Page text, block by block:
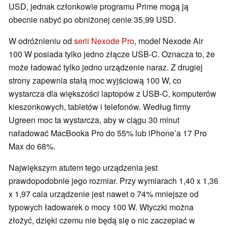
USD, jednak członkowie programu Prime mogą ją
obecnie nabyć po obniżonej cenie 35,99 USD.
W odróżnieniu od serii Nexode Pro, model Nexode Air
100 W posiada tylko jedno złącze USB-C. Oznacza to, że
może ładować tylko jedno urządzenie naraz. Z drugiej
strony zapewnia stałą moc wyjściową 100 W, co
wystarcza dla większości laptopów z USB-C, komputerów
kieszonkowych, tabletów i telefonów. Według firmy
Ugreen moc ta wystarcza, aby w ciągu 30 minut
naładować MacBooka Pro do 55% lub iPhone’a 17 Pro
Max do 68%.
Największym atutem tego urządzenia jest
prawdopodobnie jego rozmiar. Przy wymiarach 1,40 x 1,36
x 1,97 cala urządzenie jest nawet o 74% mniejsze od
typowych ładowarek o mocy 100 W. Wtyczki można
złożyć, dzięki czemu nie będą się o nic zaczepiać w